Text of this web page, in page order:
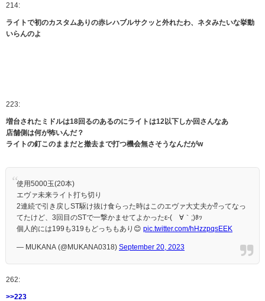
214:
ライトで初のカスタムありの赤レハブルサクッと外れたわ、ネタみたいな挙動
いらんのよ
223:
増台されたミドルは18回るのあるのにライトは12以下しか回さんなあ
店舗側は何が怖いんだ？
ライトの釘このままだと撤去まで打つ機会無さそうなんだがw
使用5000玉(20本)
エヴァ未来ライト打ち切り
2連続で引き戻しST駆け抜け食らった時はこのエヴァ大丈夫か⁉️ってなっ
てたけど、3回目のSTで一撃かませてよかったε-(´∀｀;)ﾎｯ
個人的には199も319もどっちもあり😊 pic.twitter.com/hHzzpqsEEK
— MUKANA (@MUKANA0318) September 20, 2023
262:
>>223